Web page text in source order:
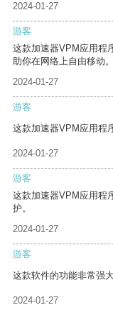
2024-01-27
游客
这款加速器VPM应用程
助你在网络上自由移动。
2024-01-27
游客
这款加速器VPM应用程
2024-01-27
游客
这款加速器VPM应用程
护。
2024-01-27
游客
这款软件的功能非常强
2024-01-27